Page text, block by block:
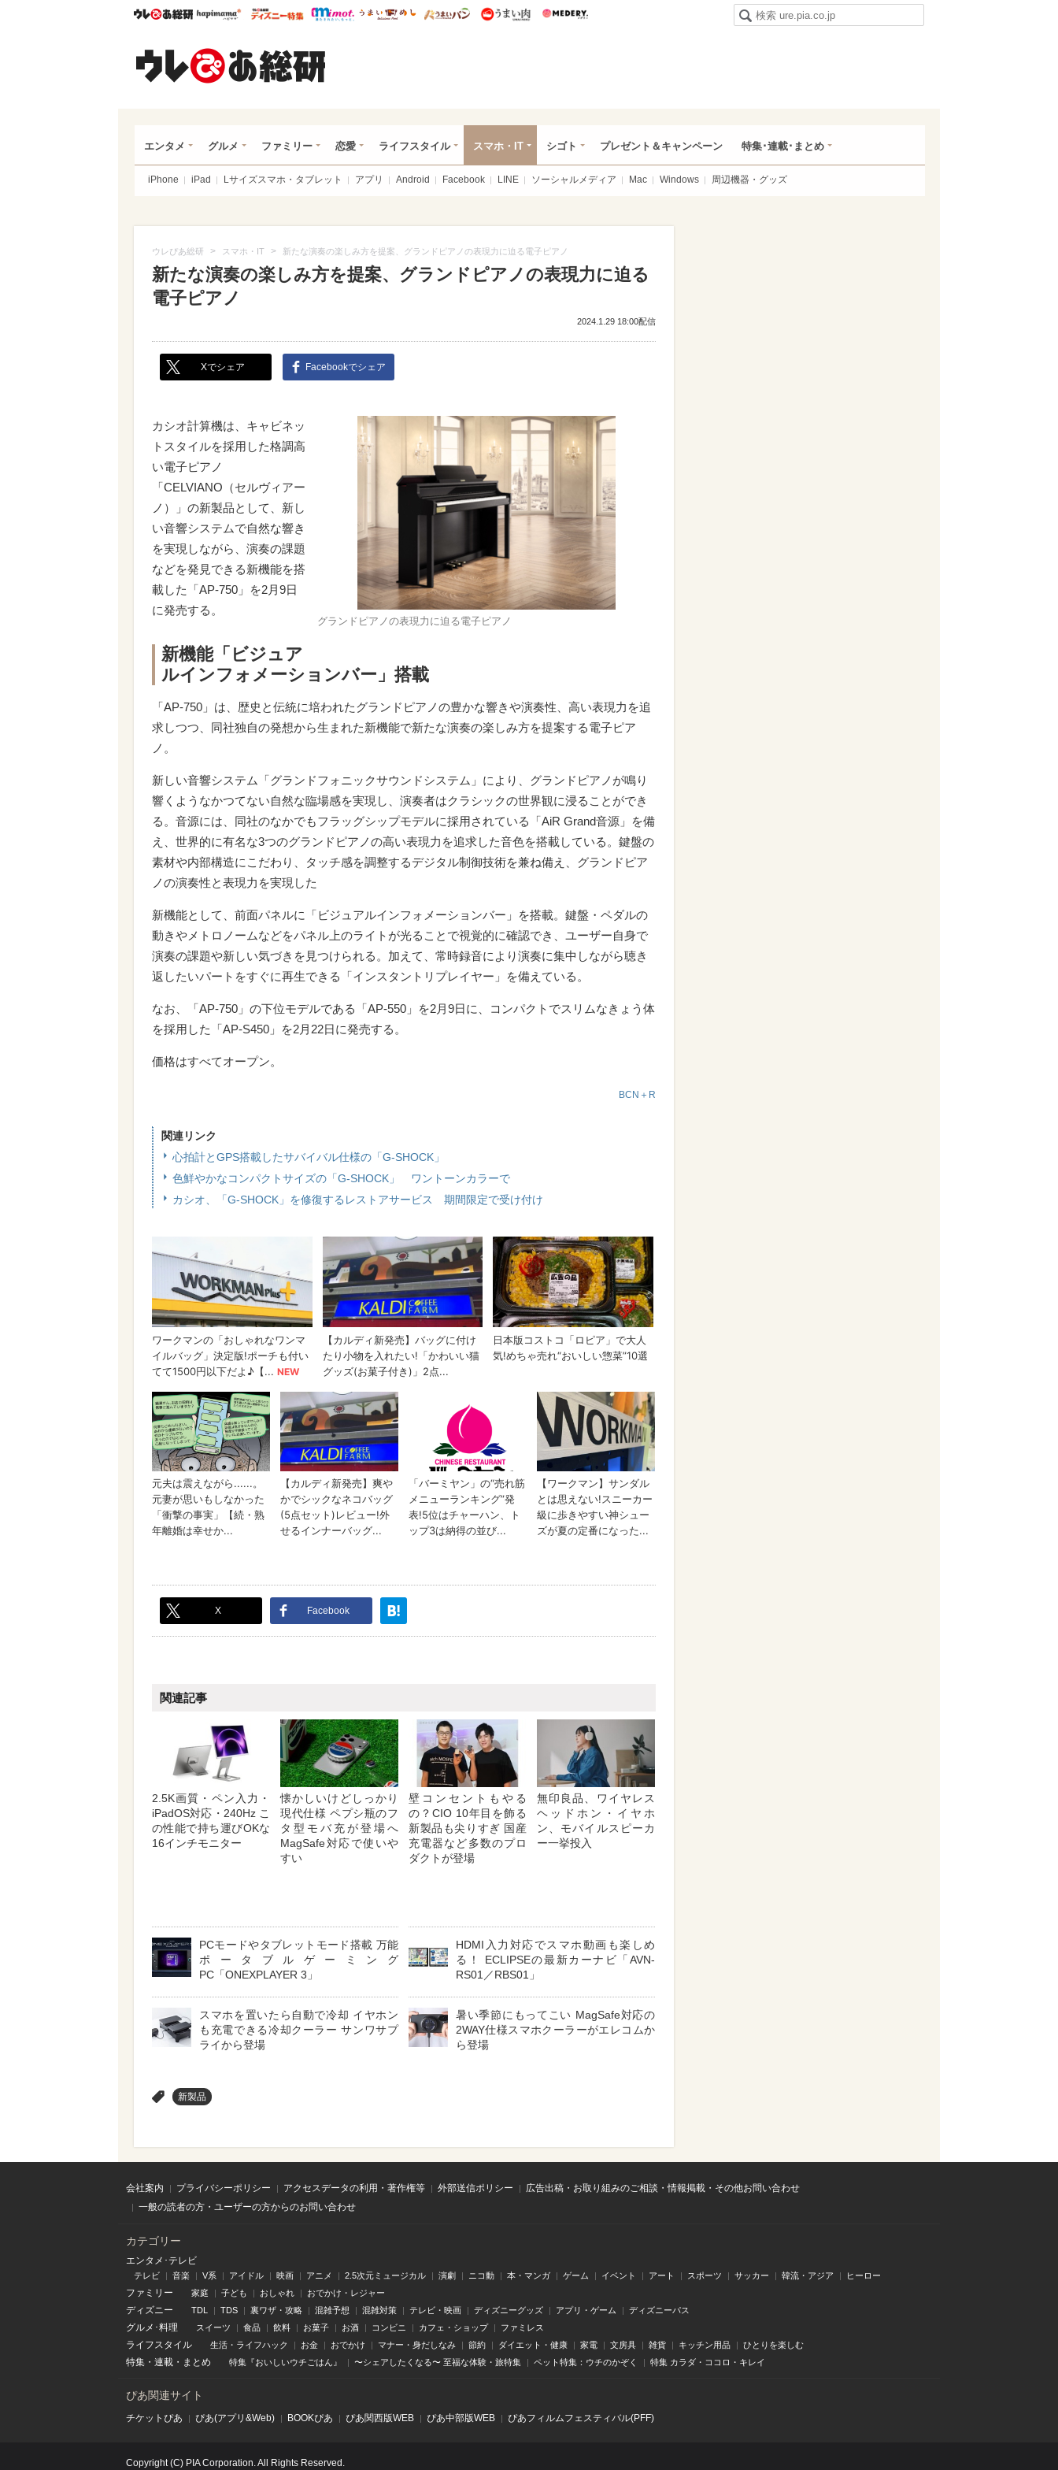
ウレぴあ総研ハピママ* ウレぴあ総研 ディズニー特集
mimot. うまいめし うまいパン うまい肉
エンタメ グルメ ファミリー 恋愛 ライフスタイル スマホ・IT シゴト プレゼント＆キャンペーン 特集･連載･まとめ
iPhone iPad Lサイズスマホ・タブレット アプリ Android Facebook LINE ソーシャルメディア Mac Windows 周辺機器・グッズ
ウレぴあ総研 > スマホ・IT > 新たな演奏の楽しみ方を提案、グランドピアノの表現力に迫る電子ピアノ
新たな演奏の楽しみ方を提案、グランドピアノの表現力に迫る
電子ピアノ
2024.1.29 18:00配信
Xでシェア Facebookでシェア
グランドピアノの表現力に迫る電子ピアノ
カシオ計算機は、キャビネッ
トスタイルを採用した格調高
い電子ピアノ
「CELVIANO（セルヴィアー
ノ）」の新製品として、新し
い音響システムで自然な響き
を実現しながら、演奏の課題
などを発見できる新機能を搭
載した「AP-750」を2月9日
に発売する。
新機能「ビジュア
ルインフォメーションバー」搭載
「AP-750」は、歴史と伝統に培われたグランドピアノの豊かな響きや演奏性、高い表現力を追
求しつつ、同社独自の発想から生まれた新機能で新たな演奏の楽しみ方を提案する電子ピア
ノ。
新しい音響システム「グランドフォニックサウンドシステム」により、グランドピアノが鳴り
響くようなかつてない自然な臨場感を実現し、演奏者はクラシックの世界観に浸ることができ
る。音源には、同社のなかでもフラッグシップモデルに採用されている「AiR Grand音源」を備
え、世界的に有名な3つのグランドピアノの高い表現力を追求した音色を搭載している。鍵盤の
素材や内部構造にこだわり、タッチ感を調整するデジタル制御技術を兼ね備え、グランドピア
ノの演奏性と表現力を実現した
新機能として、前面パネルに「ビジュアルインフォメーションバー」を搭載。鍵盤・ペダルの
動きやメトロノームなどをパネル上のライトが光ることで視覚的に確認でき、ユーザー自身で
演奏の課題や新しい気づきを見つけられる。加えて、常時録音により演奏に集中しながら聴き
返したいパートをすぐに再生できる「インスタントリプレイヤー」を備えている。
なお、「AP-750」の下位モデルである「AP-550」を2月9日に、コンパクトでスリムなきょう体
を採用した「AP-S450」を2月22日に発売する。
価格はすべてオープン。
BCN＋R
関連リンク
心拍計とGPS搭載したサバイバル仕様の「G-SHOCK」
色鮮やかなコンパクトサイズの「G-SHOCK」 ワントーンカラーで
カシオ、「G-SHOCK」を修復するレストアサービス 期間限定で受け付け
X Facebook
関連記事
2.5K画質・ペン入力・
iPadOS対応・240Hz こ
の性能で持ち運びOKな
16インチモニター
懐かしいけどしっかり
現代仕様 ペプシ瓶のフ
タ型モバ充が登場へ
MagSafe対応で使いや
すい
壁コンセントもやる
の？CIO 10年目を飾る
新製品も尖りすぎ 国産
充電器など多数のプロ
ダクトが登場
無印良品、ワイヤレス
ヘッドホン・イヤホ
ン、モバイルスピーカ
ー一挙投入
PCモードやタブレットモード搭載 万能
ポータブルゲーミング
PC「ONEXPLAYER 3」
HDMI入力対応でスマホ動画も楽しめ
る！ ECLIPSEの最新カーナビ「AVN-
RS01／RBS01」
スマホを置いたら自動で冷却 イヤホン
も充電できる冷却クーラー サンワサプ
ライから登場
暑い季節にもってこい MagSafe対応の
2WAY仕様スマホクーラーがエレコムか
ら登場
新製品
会社案内 プライバシーポリシー アクセスデータの利用・著作権等 外部送信ポリシー
広告出稿・お取り組みのご相談・情報掲載・その他お問い合わせ
一般の読者の方・ユーザーの方からのお問い合わせ
カテゴリー
エンタメ･テレビ
テレビ 音楽 V系 アイドル 映画 アニメ 2.5次元ミュージカル 演劇 ニコ動 本・マンガ ゲーム イベント アート スポーツ サッカー 韓流・アジア ヒーロー
ファミリー 家庭 子ども おしゃれ おでかけ・レジャー
ディズニー TDL TDS 裏ワザ・攻略 混雑予想 混雑対策 テレビ・映画 ディズニーグッズ アプリ・ゲーム ディズニーパス
グルメ･料理 スイーツ 食品 飲料 お菓子 お酒 コンビニ カフェ・ショップ ファミレス
ライフスタイル 生活・ライフハック お金 おでかけ マナー・身だしなみ 節約 ダイエット・健康 家電 文房具 雑貨 キッチン用品 ひとりを楽しむ
特集 ・ 連載 ・ まとめ 特集『おいしいウチごはん』 〜シェアしたくなる〜 至福な体験・旅特集 ペット特集：ウチのかぞく 特集 カラダ・ココロ・キレイ
ぴあ関連サイト
チケットぴあ ぴあ(アプリ&Web) BOOKぴあ ぴあ関⻄版WEB ぴあ中部版WEB ぴあフィルムフェスティバル(PFF)
Copyright (C) PIA Corporation. All Rights Reserved.